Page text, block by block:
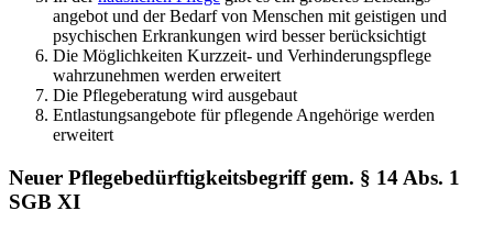
angebot und der Bedarf von Menschen mit geistigen und
psychischen Erkrankungen wird besser berücksichtigt
Die Möglichkeiten Kurzzeit- und Verhinderungspflege
wahrzunehmen werden erweitert
Die Pflegeberatung wird ausgebaut
Entlastungsangebote für pflegende Angehörige werden
erweitert
Neuer Pflegebedürftigkeitsbegriff gem. § 14 Abs. 1
SGB XI